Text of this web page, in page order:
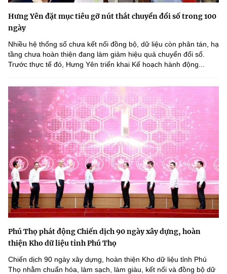
Hưng Yên đặt mục tiêu gỡ nút thắt chuyển đổi số trong 100
ngày
Nhiều hệ thống số chưa kết nối đồng bộ, dữ liệu còn phân tán, hạ
tầng chưa hoàn thiện đang làm giảm hiệu quả chuyển đổi số.
Trước thực tế đó, Hưng Yên triển khai Kế hoạch hành động...
Phú Thọ phát động Chiến dịch 90 ngày xây dựng, hoàn
thiện Kho dữ liệu tỉnh Phú Thọ
Chiến dịch 90 ngày xây dựng, hoàn thiện Kho dữ liệu tỉnh Phú
Thọ nhằm chuẩn hóa, làm sạch, làm giàu, kết nối và đồng bộ dữ